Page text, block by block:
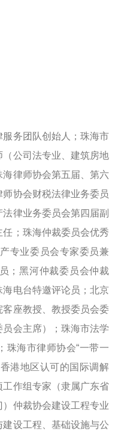
务团队创始人；珠海市
公司法专业、建筑房地
律师协会第五届、第六
协会财税法律业务委员
律业务委员会第四届副
；珠海仲裁委员会优秀
专业委员会专家委员兼
；黑河仲裁委员会仲裁
海电台特邀评论员；北京
座教授、教授委员会委
会主席）；珠海市法学
珠海市律师协会“一带一
港地区认可的国际调解
工作组专家（隶属广东省
仲裁协会建设工程专业
设工程、基础设施与公